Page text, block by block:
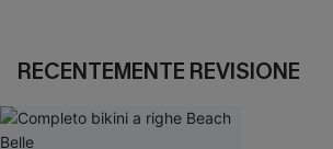
RECENTEMENTE REVISIONE